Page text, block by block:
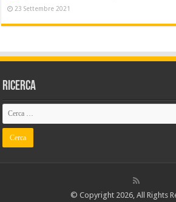
23 Settembre 2021
Ricerca
© Copyright 2026, All Rights